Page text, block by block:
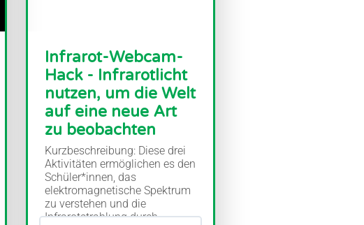
Infrarot-Webcam-
Hack - Infrarotlicht
nutzen, um die Welt
auf eine neue Art
zu beobachten
Kurzbeschreibung: Diese drei
Aktivitäten ermöglichen es den
Schüler*innen, das
elektromagnetische Spektrum
zu verstehen und die
Infrarotstrahlung durch...